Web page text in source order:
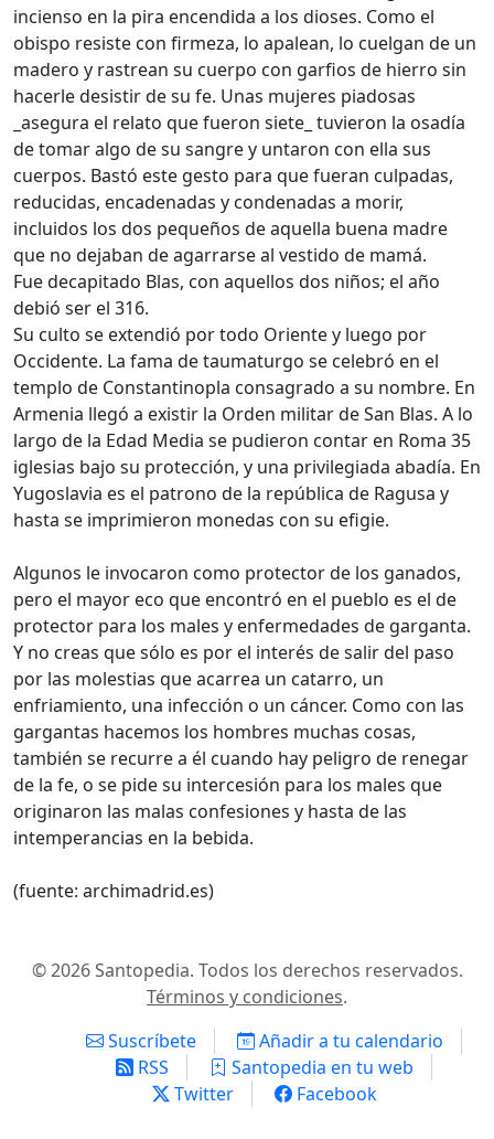
incienso en la pira encendida a los dioses. Como el
obispo resiste con firmeza, lo apalean, lo cuelgan de un
madero y rastrean su cuerpo con garfios de hierro sin
hacerle desistir de su fe. Unas mujeres piadosas
_asegura el relato que fueron siete_ tuvieron la osadía
de tomar algo de su sangre y untaron con ella sus
cuerpos. Bastó este gesto para que fueran culpadas,
reducidas, encadenadas y condenadas a morir,
incluidos los dos pequeños de aquella buena madre
que no dejaban de agarrarse al vestido de mamá.
Fue decapitado Blas, con aquellos dos niños; el año
debió ser el 316.
Su culto se extendió por todo Oriente y luego por
Occidente. La fama de taumaturgo se celebró en el
templo de Constantinopla consagrado a su nombre. En
Armenia llegó a existir la Orden militar de San Blas. A lo
largo de la Edad Media se pudieron contar en Roma 35
iglesias bajo su protección, y una privilegiada abadía. En
Yugoslavia es el patrono de la república de Ragusa y
hasta se imprimieron monedas con su efigie.
Algunos le invocaron como protector de los ganados,
pero el mayor eco que encontró en el pueblo es el de
protector para los males y enfermedades de garganta.
Y no creas que sólo es por el interés de salir del paso
por las molestias que acarrea un catarro, un
enfriamiento, una infección o un cáncer. Como con las
gargantas hacemos los hombres muchas cosas,
también se recurre a él cuando hay peligro de renegar
de la fe, o se pide su intercesión para los males que
originaron las malas confesiones y hasta de las
intemperancias en la bebida.
(fuente: archimadrid.es)
© 2026 Santopedia. Todos los derechos reservados.
Términos y condiciones.
Suscríbete
Añadir a tu calendario
RSS
Santopedia en tu web
Twitter
Facebook